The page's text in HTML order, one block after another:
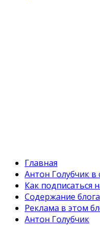
Главная
Антон Голубчик в
Как подписаться
Содержание блога
Реклама в этом
Антон Голубчик